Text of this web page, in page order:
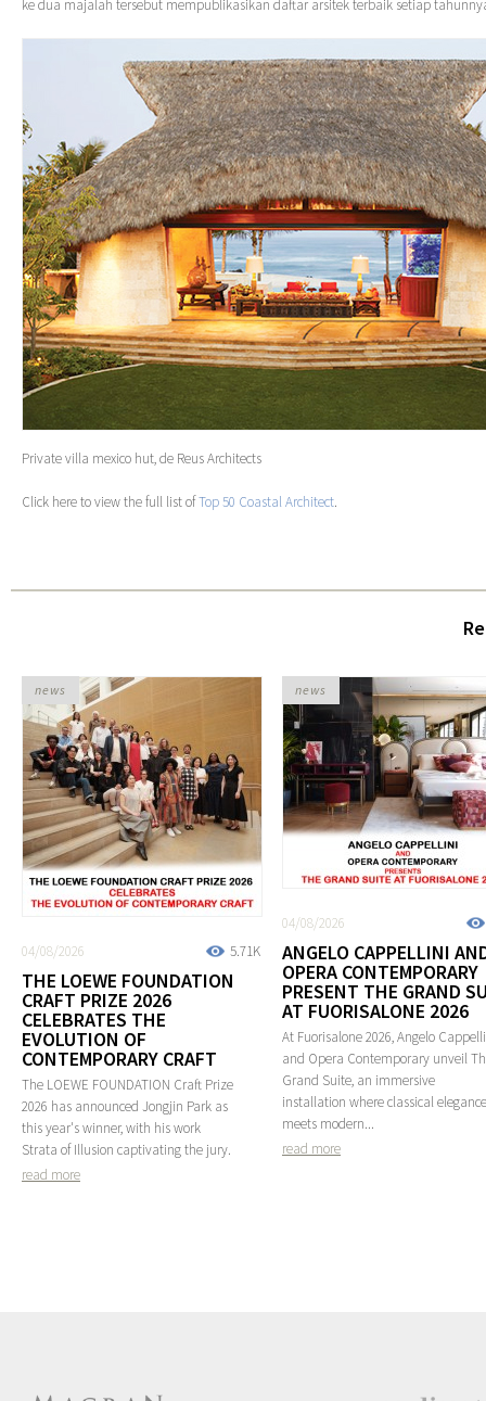
ke dua majalah tersebut mempublikasikan daftar arsitek terbaik setiap
Private villa mexico hut, de Reus Architects
Click here to view the full list ofTop 50 Coastal Architect.
5.71K
04/08/2026
THE LOEWE FOUNDATION
CRAFT PRIZE 2026
CELEBRATES THE
EVOLUTION OF
CONTEMPORARY CRAFT
The LOEWE FOUNDATION Craft Prize
2026 has announced Jongjin Park as
this year's winner, with his work
Strata of Illusion captivating the jury.
read more
news
04/08/2026
ANGELO CAPPELLINI
OPERA CONTEMPORARY
PRESENT THE GRAND
AT FUORISALONE 2026
At Fuorisalone 2026, Angelo
and Opera Contemporary unveil
Grand Suite, an immersive
installation where classical elegance
meets modern...
read more
news